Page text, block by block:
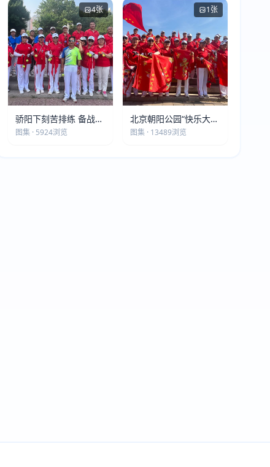
4张
骄阳下刻苦排练 备战第
五届莫斯科世界大健康
图集 · 5924浏览
1张
北京朝阳公园“快乐大本
营”建党105周年庆祝活
图集 · 13489浏览